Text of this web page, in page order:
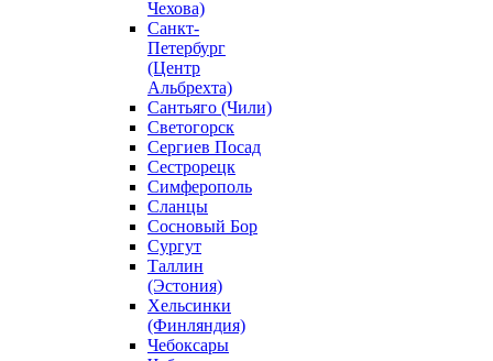
Чехова)
Санкт-
Петербург
(Центр
Альбрехта)
Сантьяго (Чили)
Светогорск
Сергиев Посад
Сестрорецк
Симферополь
Сланцы
Сосновый Бор
Сургут
Таллин
(Эстония)
Хельсинки
(Финляндия)
Чебоксары